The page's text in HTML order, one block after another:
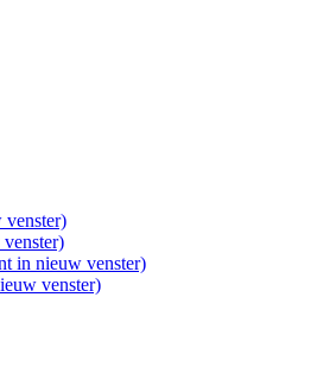
venster)
in nieuw venster)
venster)